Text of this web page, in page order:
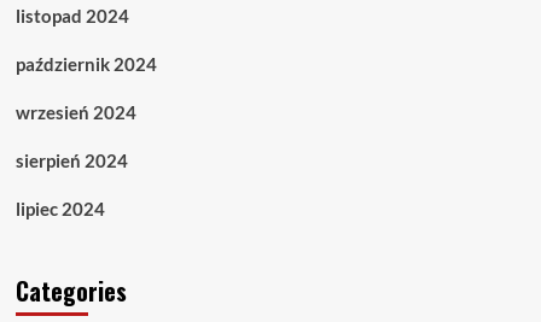
listopad 2024
październik 2024
wrzesień 2024
sierpień 2024
lipiec 2024
Categories